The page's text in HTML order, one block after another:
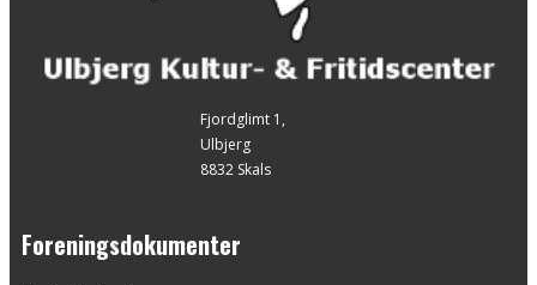
Fjordglimt 1,
Ulbjerg
8832 Skals
Foreningsdokumenter